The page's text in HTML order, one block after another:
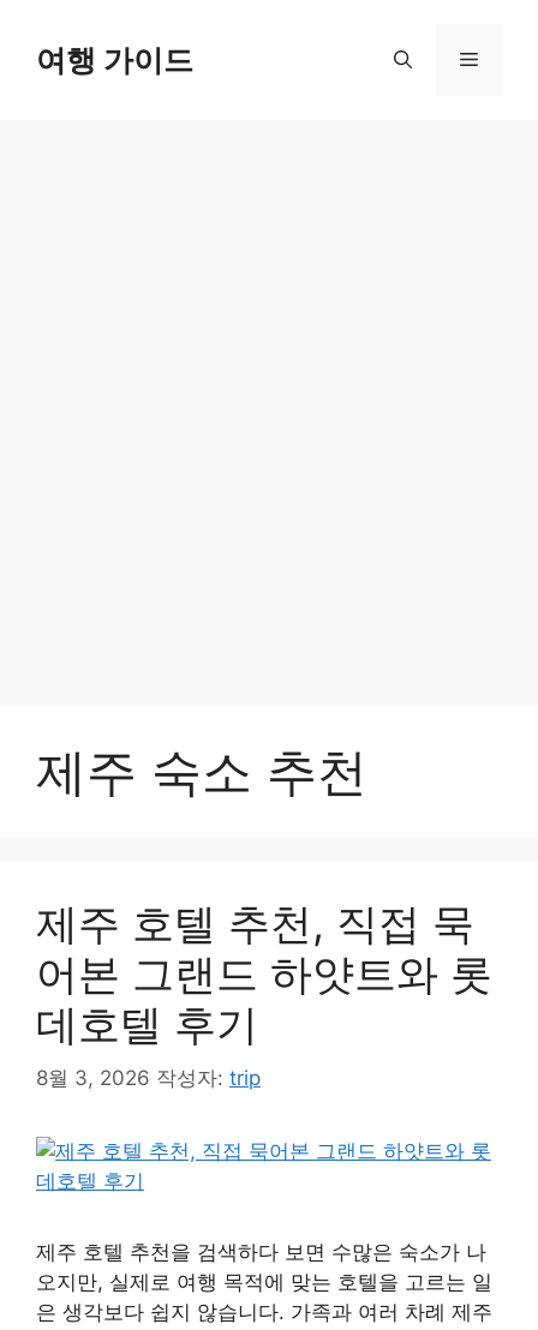
여행 가이드 메
제주 숙소 추천
제주 호텔 추천, 직접 묵
어본 그랜드 하얏트와 롯
데호텔 후기
8월 3, 2026 작성자: trip
제주 호텔 추천을 검색하다 보면 수많은 숙소가 나
오지만, 실제로 여행 목적에 맞는 호텔을 고르는 일
은 생각보다 쉽지 않습니다. 가족과 여러 차례 제주